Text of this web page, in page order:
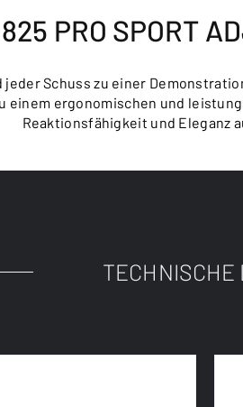
825 PRO SPORT
Schuss zu einer
einem ergonomischen und
Reaktionsfähigkeit und Eleganz
TECHNISCHE